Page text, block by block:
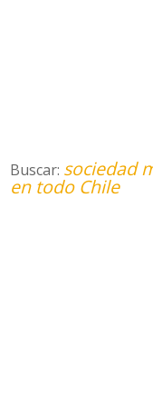
Buscar: sociedad
en todo Chile